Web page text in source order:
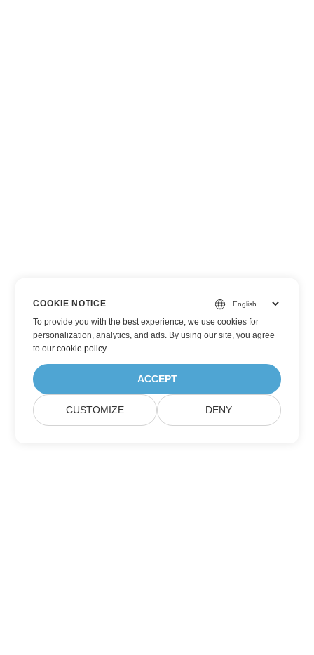
COOKIE NOTICE
To provide you with the best experience, we use cookies for
personalization, analytics, and ads. By using our site, you agree
toour cookie policy.
ACCEPT
CUSTOMIZE DENY